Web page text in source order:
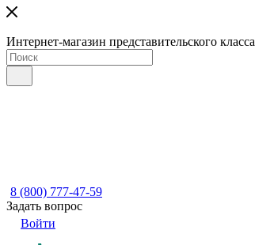
Интернет-магазин представительского класса
8 (800) 777-47-59
Задать вопрос
Войти